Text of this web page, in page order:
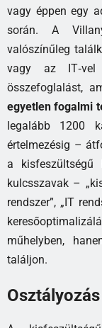
vagy éppen egy
során. A
valószínűleg
vagy az
összefoglalást,
egyetlen fogalmi
legalább 1200
értelmezésig –
a kisfeszültségű
kulcsszavak –
rendszer”, „IT
műhelyben,
találjon.